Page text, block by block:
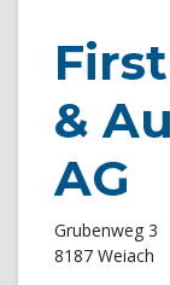
&
AG
Grubenweg 3
8187 Weiach